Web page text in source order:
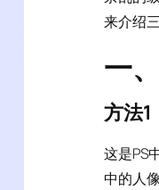
来介绍
一
方法1
这是PS
中的人